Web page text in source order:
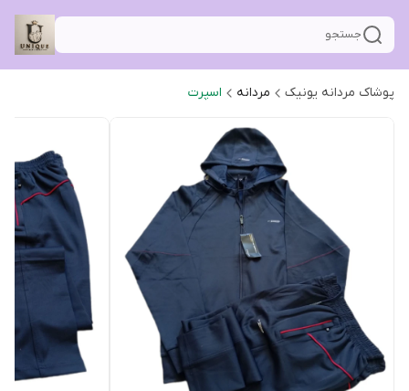
جستجو
پوشاک مردانه یونیک مردانه اسپرت